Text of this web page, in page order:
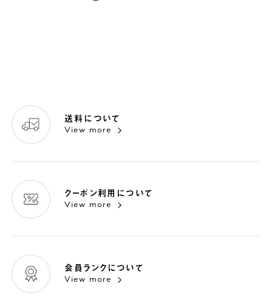
送料について
View more
クーポン利用について
View more
会員ランクについて
View more